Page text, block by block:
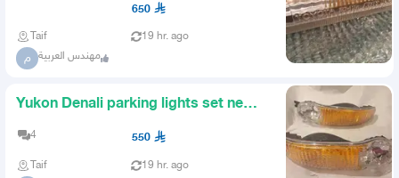
650
Taif 19 hr. ago
م مهندس العربية
Yukon Denali parking lights set new
made in Taiwan
4 550
Taif 19 hr. ago